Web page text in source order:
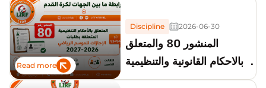
المنشور 80 والمتعلق
بالاحكام القانونية والتنظيمية
لطلبات الإجازات للموسم
2026-06-30
Discipline
Read more